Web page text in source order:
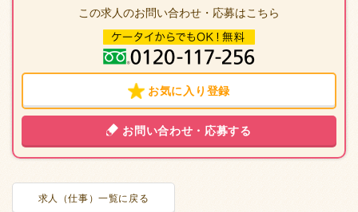
この求人のお問い合わせ・応募はこちら
お気に入り登録
お問い合わせ・応募する
求人（仕事）一覧に戻る